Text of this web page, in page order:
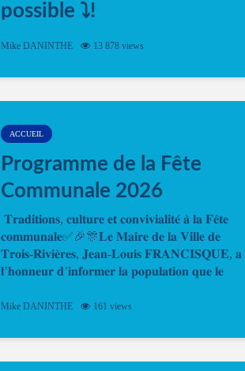
possible ⤵️!
Désormais, il est possible de prendre rendez-vous
Mike DANINTHE 13 878 views
ACCUEIL
Programme de la Fête
Communale 2026
𝐓𝐫𝐚𝐝𝐢𝐭𝐢𝐨𝐧𝐬, 𝐜𝐮𝐥𝐭𝐮𝐫𝐞 𝐞𝐭 𝐜𝐨𝐧𝐯𝐢𝐯𝐢𝐚𝐥𝐢𝐭𝐞́ 𝐚̀ 𝐥𝐚 𝐅𝐞̂𝐭𝐞
𝐜𝐨𝐦𝐦𝐮𝐧𝐚𝐥𝐞✅🎉🎊𝐋𝐞 𝐌𝐚𝐢𝐫𝐞 𝐝𝐞 𝐥𝐚 𝐕𝐢𝐥𝐥𝐞 𝐝𝐞
𝐓𝐫𝐨𝐢𝐬-𝐑𝐢𝐯𝐢𝐞̀𝐫𝐞𝐬, 𝐉𝐞𝐚𝐧-𝐋𝐨𝐮𝐢𝐬 𝐅𝐑𝐀𝐍𝐂𝐈𝐒𝐐𝐔𝐄, 𝐚
𝐥’𝐡𝐨𝐧𝐧𝐞𝐮𝐫 𝐝’𝐢𝐧𝐟𝐨𝐫𝐦𝐞𝐫 𝐥𝐚 𝐩𝐨𝐩𝐮𝐥𝐚𝐭𝐢𝐨𝐧 𝐪𝐮𝐞 𝐥𝐞
Mike DANINTHE 161 views